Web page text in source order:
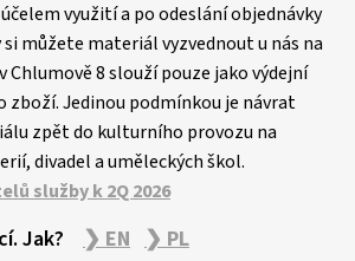
využití a po odeslání objednávky
můžete materiál vyzvednout u nás na
Chlumově 8 slouží pouze jako výdejní
zboží. Jedinou podmínkou je návrat
zpět do kulturního provozu na
divadel a uměleckých škol.
služby k 2Q 2026
Jak? ❯ EN ❯ PL